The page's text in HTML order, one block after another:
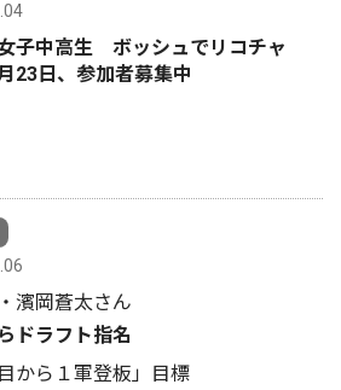
子中高生 ボッシュでリコチャ
23日、参加者募集中
濱岡蒼太さん
ドラフト指名
目から１軍登板」目標